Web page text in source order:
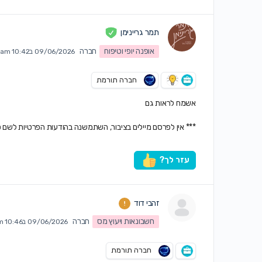
תמר גריינימן
אופנה יופי וטיפוח
חברה 09/06/2026 ב10:42 am
חברה תורמת
אשמח לראות גם
*** אין לפרסם מיילים בציבור, השתמשנה בהודעות הפרטיות
עזר לך?
זהבי דוד
חשבונאות ויעוץ מס
חברה 09/06/2026 ב10:46 am
חברה תורמת